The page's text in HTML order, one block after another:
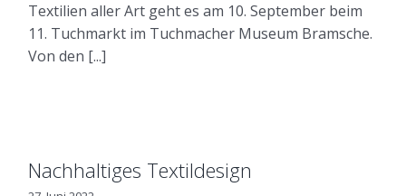
Textilien aller Art geht es am 10. September beim
11. Tuchmarkt im Tuchmacher Museum Bramsche.
Von den [...]
Nachhaltiges Textildesign